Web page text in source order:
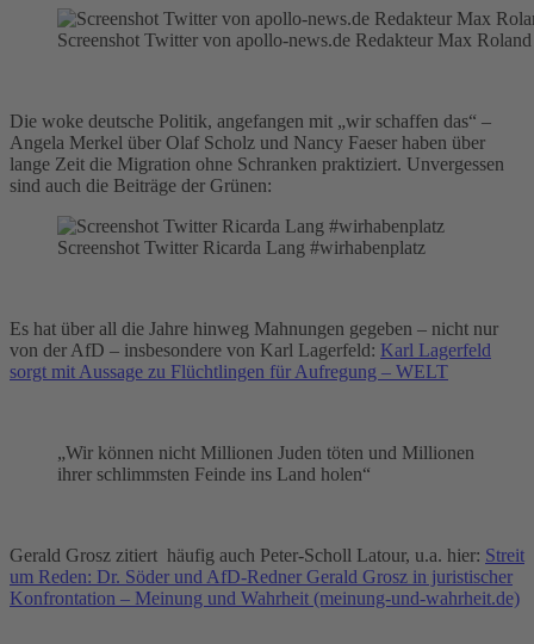
Screenshot Twitter von apollo-news.de Redakteur Max Roland
Die woke deutsche Politik, angefangen mit „wir schaffen das“ –
Angela Merkel über Olaf Scholz und Nancy Faeser haben über
lange Zeit die Migration ohne Schranken praktiziert. Unvergessen
sind auch die Beiträge der Grünen:
Screenshot Twitter Ricarda Lang #wirhabenplatz
Es hat über all die Jahre hinweg Mahnungen gegeben – nicht nur
von der AfD – insbesondere von Karl Lagerfeld: Karl Lagerfeld
sorgt mit Aussage zu Flüchtlingen für Aufregung – WELT
„Wir können nicht Millionen Juden töten und Millionen
ihrer schlimmsten Feinde ins Land holen“
Gerald Grosz zitiert häufig auch Peter-Scholl Latour, u.a. hier: Streit
um Reden: Dr. Söder und AfD-Redner Gerald Grosz in juristischer
Konfrontation – Meinung und Wahrheit (meinung-und-wahrheit.de)